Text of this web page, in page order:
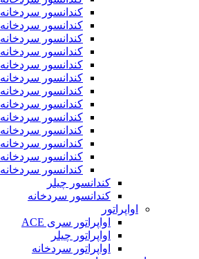
کندانسور سردخانه ACS-250C
کندانسور سردخانه ACS-350A
کندانسور سردخانه ACS-350B
کندانسور سردخانه ACS-350C
کندانسور سردخانه ACS-450A
کندانسور سردخانه ACS-450B
کندانسور سردخانه ACS-450C
کندانسور سردخانه ACS-463A
کندانسور سردخانه ACS-463B
کندانسور سردخانه ACS-463C
کندانسور سردخانه ACS-663A
کندانسور سردخانه ACS-663B
کندانسور سردخانه ACS-663C
کندانسور چیلر
کندانسور سردخانه
اواپراتور
اواپراتور سری ACE
اواپراتور چیلر
اواپراتور سردخانه